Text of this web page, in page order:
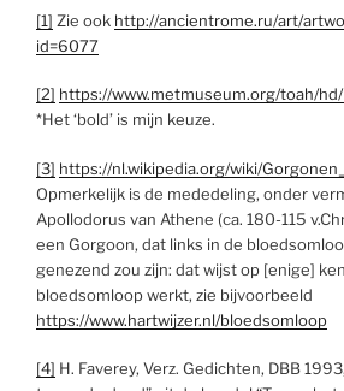
[1] Zie ook http://ancientrome.ru/art/
id=6077
[2] https://www.metmuseum.org/toah/
*Het ‘bold’ is mijn keuze.
[3] https://nl.wikipedia.org/wiki/
Opmerkelijk is de mededeling, onder
Apollodorus van Athene (ca. 180-115
een Gorgoon, dat links in de
genezend zou zijn: dat wijst op [enige]
bloedsomloop werkt, zie bijvoorbeeld
https://www.hartwijzer.nl/bloedsomloop
[4] H. Faverey, Verz. Gedichten, DBB